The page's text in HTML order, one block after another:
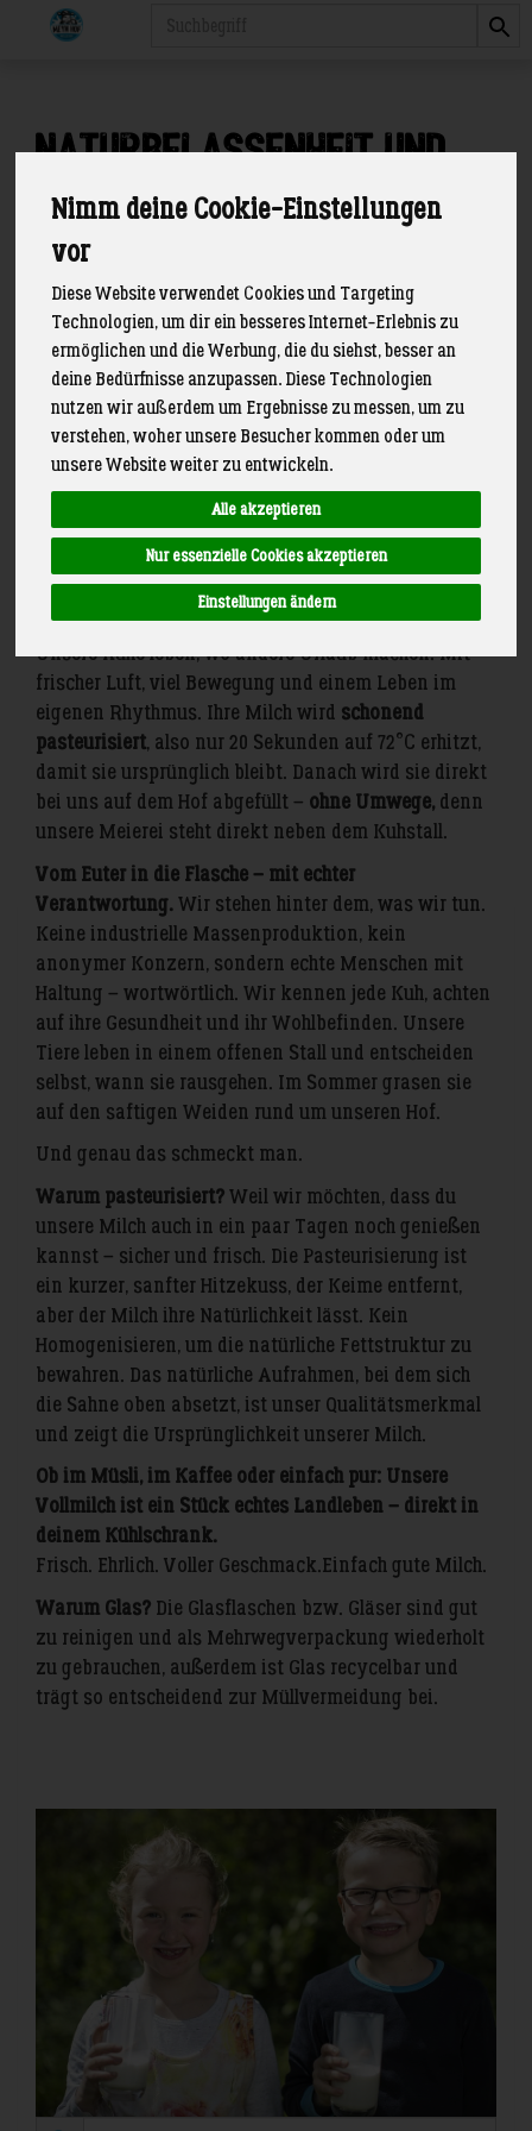
Nimm deine Cookie-Einstellungen
vor
Diese Website verwendet Cookies und Targeting
Technologien, um dir ein besseres Internet-Erlebnis zu
ermöglichen und die Werbung, die du siehst, besser an
deine Bedürfnisse anzupassen. Diese Technologien
nutzen wir außerdem um Ergebnisse zu messen, um zu
verstehen, woher unsere Besucher kommen oder um
unsere Website weiter zu entwickeln.
Alle akzeptieren
Nur essenzielle Cookies akzeptieren
Einstellungen ändern
Naturbelassenheit und
Müllvermeidung 1 von 89
Unsere Vollmilch – direkt vom
Bauern - so schmeckt echtes
Landleben
Erinnerst du dich noch an den Geschmack deiner
Kindheit? An das Glas Milch nach dem Spielen
draußen? An Wärme, Geborgenheit, Ehrlichkeit?
Genau dieses Gefühl steckt in jeder Flasche unserer
Unsere Kühe leben, wo andere Urlaub machen. Mit
frischer Luft, viel Bewegung und einem Leben im
eigenen Rhythmus. Ihre Milch wird schonend
pasteurisiert, also nur 20 Sekunden auf 72°C erhitzt,
damit sie ursprünglich bleibt. Danach wird sie direkt
bei uns auf dem Hof abgefüllt – ohne Umwege, denn
unsere Meierei steht direkt neben dem Kuhstall.
Vom Euter in die Flasche – mit echter
Verantwortung.Wir stehen hinter dem, was wir tun.
Keine industrielle Massenproduktion, kein
anonymer Konzern, sondern echte Menschen mit
Haltung – wortwörtlich. Wir kennen jede Kuh, achten
auf ihre Gesundheit und ihr Wohlbefinden. Unsere
Tiere leben in einem offenen Stall und entscheiden
selbst, wann sie rausgehen. Im Sommer grasen sie
auf den saftigen Weiden rund um unseren Hof.
Und genau das schmeckt man.
Warum pasteurisiert?Weil wir möchten, dass du
unsere Milch auch in ein paar Tagen noch genießen
kannst – sicher und frisch. Die Pasteurisierung ist
ein kurzer, sanfter Hitzekuss, der Keime entfernt,
aber der Milch ihre Natürlichkeit lässt. Kein
Homogenisieren, um die natürliche Fettstruktur zu
bewahren. Das natürliche Aufrahmen, bei dem sich
die Sahne oben absetzt, ist unser Qualitätsmerkmal
und zeigt die Ursprünglichkeit unserer Milch.
Ob im Müsli, im Kaffee oder einfach pur: Unsere
Vollmilch ist ein Stück echtes Landleben – direkt in
deinem Kühlschrank.
Frisch. Ehrlich. Voller Geschmack. Einfach gute Milch.
Warum Glas? Die Glasflaschen bzw. Gläser sind gut
zu reinigen und als Mehrwegverpackung wiederholt
zu gebrauchen, außerdem ist Glas recycelbar und
trägt so entscheidend zur Müllvermeidung bei.